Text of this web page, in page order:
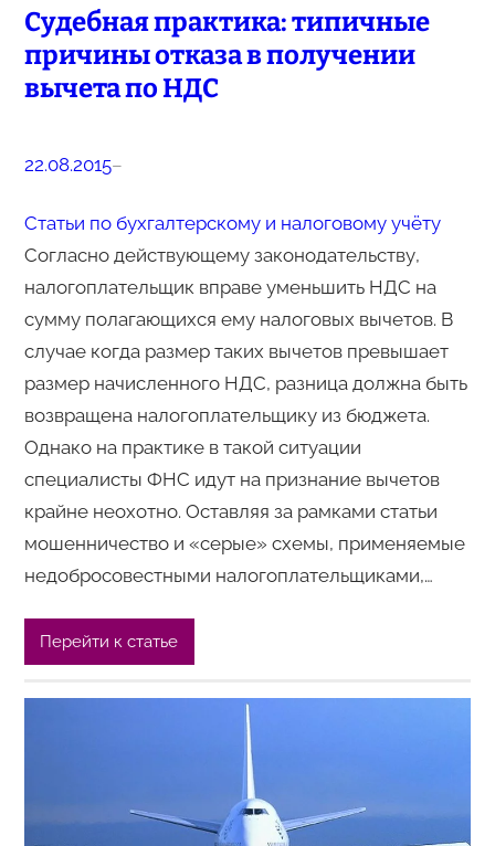
Судебная практика: типичные
причины отказа в получении
вычета по НДС
22.08.2015–
Статьи по бухгалтерскому и налоговому учёту
Согласно действующему законодательству,
налогоплательщик вправе уменьшить НДС на
сумму полагающихся ему налоговых вычетов. В
случае когда размер таких вычетов превышает
размер начисленного НДС, разница должна быть
возвращена налогоплательщику из бюджета.
Однако на практике в такой ситуации
специалисты ФНС идут на признание вычетов
крайне неохотно. Оставляя за рамками статьи
мошенничество и «серые» схемы, применяемые
недобросовестными налогоплательщиками,…
Перейти к статье